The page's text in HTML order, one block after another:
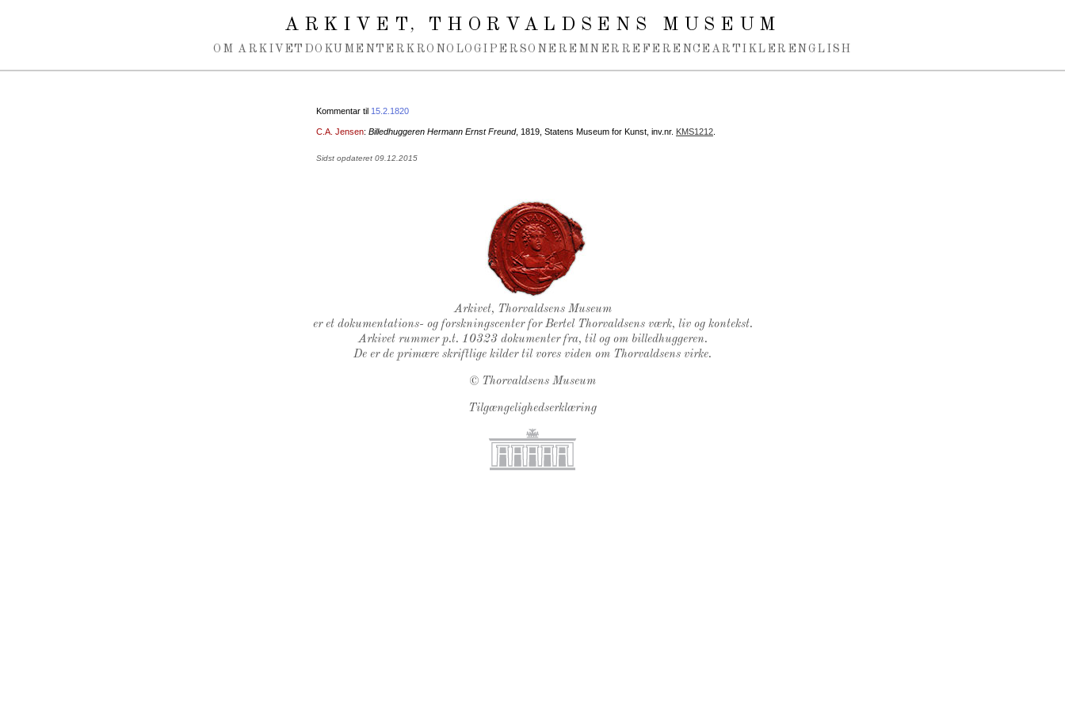
ARKIVET, THORVALDSENS MUSEUM
OM ARKIVET DOKUMENTER KRONOLOGI PERSONER EMNER REFERENCEARTIKLER ENGLISH
Kommentar til 15.2.1820
C.A. Jensen: Billedhuggeren Hermann Ernst Freund, 1819, Statens Museum for Kunst, inv.nr. KMS1212
Sidst opdateret 09.12.2015
Thorvaldsens Segl
Arkivet, Thorvaldsens Museum
er et dokumentations- og forskningscenter for Bertel Thorvaldsens værk, liv og kontekst.
Arkivet rummer p.t. 10323 dokumenter fra, til og om billedhuggeren.
De er de primære skriftlige kilder til vores viden om Thorvaldsens virke.
© Thorvaldsens Museum
Tilgængelighedserklæring